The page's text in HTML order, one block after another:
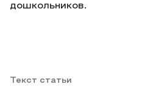
дошкольников.
Текст статьи